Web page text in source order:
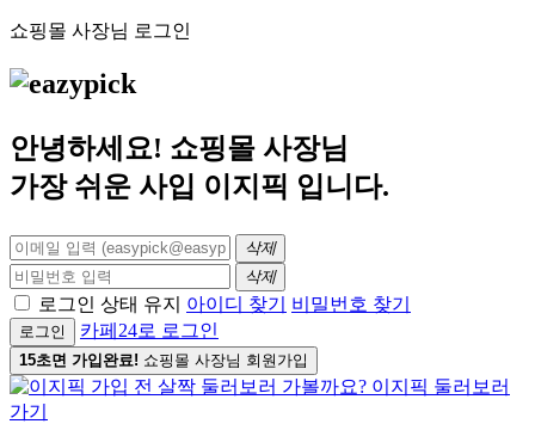
쇼핑몰 사장님 로그인
안녕하세요! 쇼핑몰 사장님
가장 쉬운 사입 이지픽 입니다.
삭제
삭제
로그인 상태 유지 아이디 찾기 비밀번호 찾기
로그인 카페24로 로그인
15초면 가입완료! 쇼핑몰 사장님 회원가입